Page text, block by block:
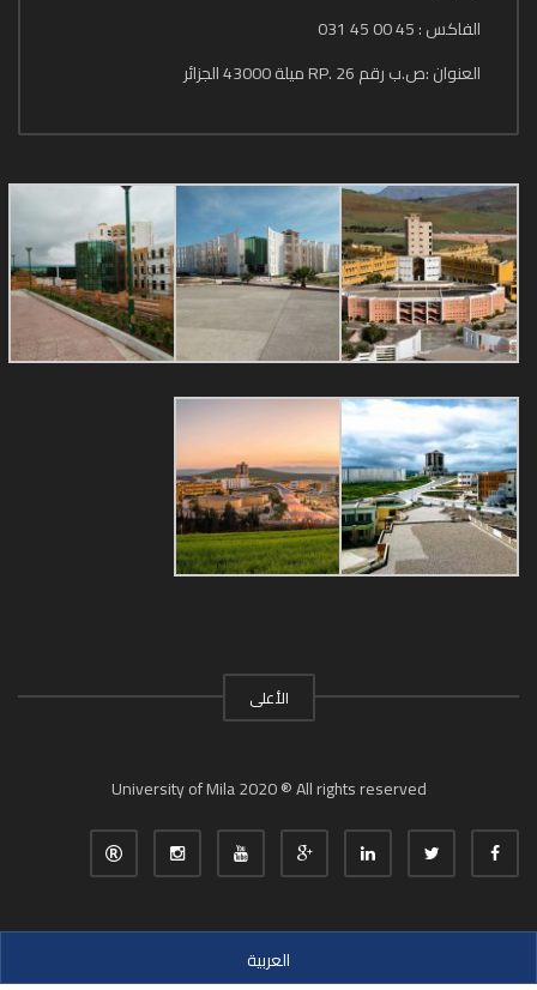
الفاكس : 45 00 45 031
العنوان :ص.ب رقم 26 .RP ميلة 43000 الجزائر
الأعلى
University of Mila 2020 ® All rights reserved
العربية